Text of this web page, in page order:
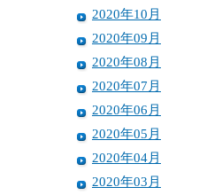
2020年10月
2020年09月
2020年08月
2020年07月
2020年06月
2020年05月
2020年04月
2020年03月